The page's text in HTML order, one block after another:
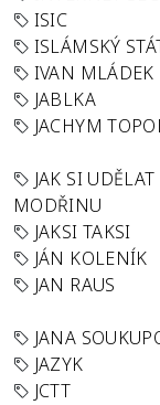
ISIC
ISLÁMSKÝ
IVAN MLÁDEK
JABLKA
JACHYM
JAK SI UDĚLAT
MODŘINU
JAKSI TAKSI
JÁN KOLENÍK
JAN RAUS
JANA
JAZYK
JCTT